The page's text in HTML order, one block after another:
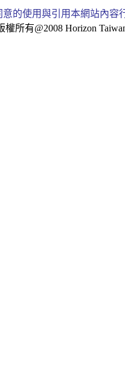
意的使用與引用本網站內
權所有@2008 Horizon